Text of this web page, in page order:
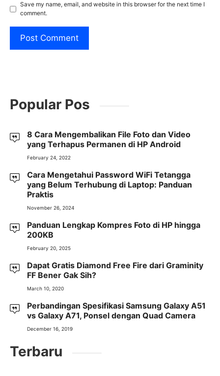
Save my name, email, and website in this browser for the next time I
comment.
Popular Pos
8 Cara Mengembalikan File Foto dan Video
yang Terhapus Permanen di HP Android
February 24, 2022
Cara Mengetahui Password WiFi Tetangga
yang Belum Terhubung di Laptop: Panduan
Praktis
November 26, 2024
Panduan Lengkap Kompres Foto di HP hingga
200KB
February 20, 2025
Dapat Gratis Diamond Free Fire dari Graminity
FF Bener Gak Sih?
March 10, 2020
Perbandingan Spesifikasi Samsung Galaxy A51
vs Galaxy A71, Ponsel dengan Quad Camera
December 16, 2019
Terbaru